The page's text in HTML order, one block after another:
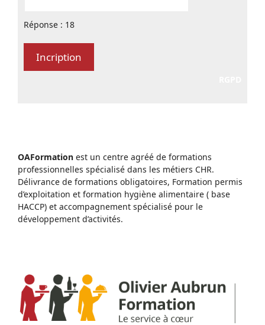
Réponse : 18
OAFormation est un centre agréé de formations
professionnelles spécialisé dans les métiers CHR.
Délivrance de formations obligatoires, Formation permis
d’exploitation et formation hygiène alimentaire ( base
HACCP) et accompagnement spécialisé pour le
développement d’activités.